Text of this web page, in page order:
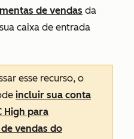
de vendas da
caixa de entrada
esse recurso, o
incluir sua conta
High para
vendas do